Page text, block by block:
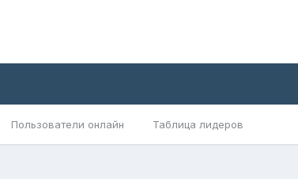
Пользователи онлайн Таблица лидеров